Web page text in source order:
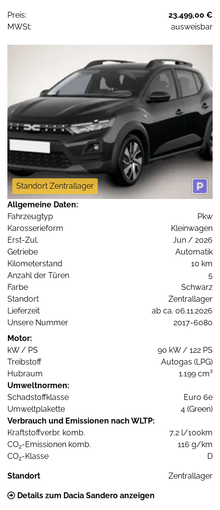
Preis:
23.499,00 €
MWSt:
ausweisbar
Standort Zentrallager
Allgemeine Daten:
Fahrzeugtyp
Pkw
Karosserieform
Kleinwagen
Erst-Zul.
Jun / 2026
Getriebe
Automatik
Kilometerstand
10 km
Anzahl der Türen
5
Farbe
Schwarz
Standort
Zentrallager
Lieferzeit
ab ca. 06.11.2026
Unsere Nummer
2017-6080
Motor:
kW / PS
90 kW / 122 PS
Treibstoff
Autogas (LPG)
Hubraum
1.199 cm³
Umweltnormen:
Schadstoffklasse
Euro 6e
Umweltplakette
4 (Green)
Verbrauch und Emissionen nach WLTP:
Kraftstoffverbr. komb.
7,2 l/100km
CO2-Emissionen komb.
116 g/km
CO2-Klasse D
Standort Zentrallager
Details zum Dacia Sandero anzeigen